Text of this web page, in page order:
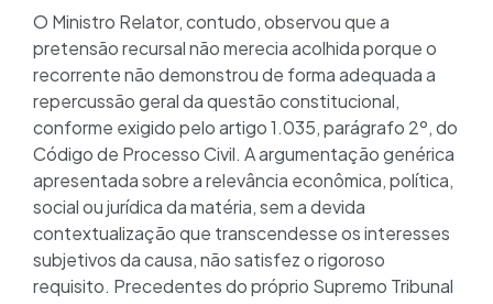
O Ministro Relator, contudo, observou que a
pretensão recursal não merecia acolhida porque o
recorrente não demonstrou de forma adequada a
repercussão geral da questão constitucional,
conforme exigido pelo artigo 1.035, parágrafo 2º, do
Código de Processo Civil. A argumentação genérica
apresentada sobre a relevância econômica, política,
social ou jurídica da matéria, sem a devida
contextualização que transcendesse os interesses
subjetivos da causa, não satisfez o rigoroso
requisito. Precedentes do próprio Supremo Tribunal